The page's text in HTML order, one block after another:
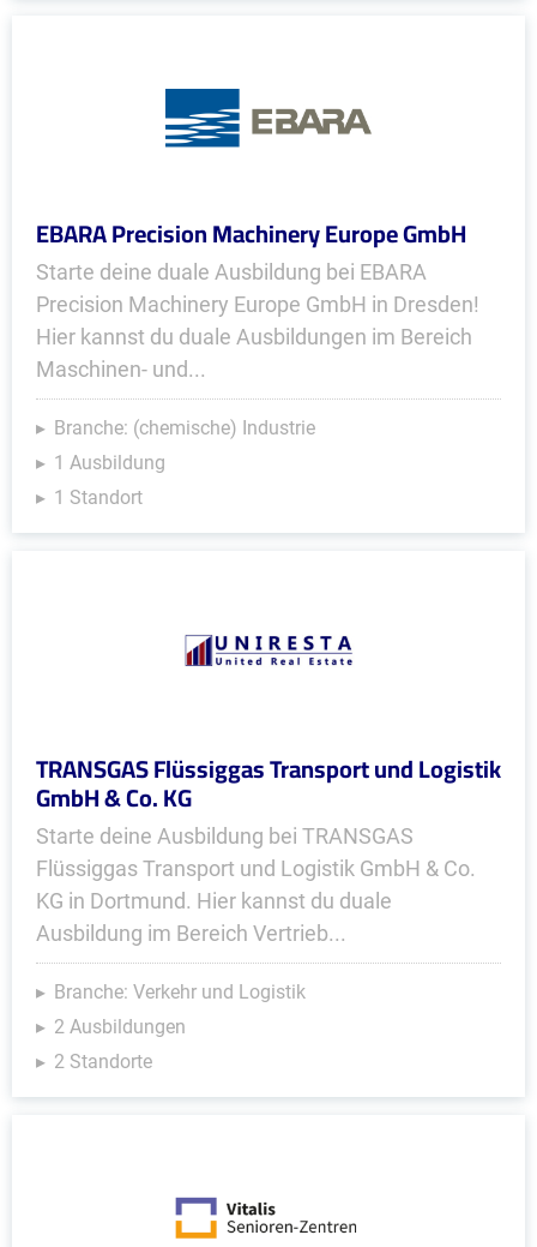
EBARA Precision Machinery Europe GmbH
Starte deine duale Ausbildung bei EBARA
Precision Machinery Europe GmbH in Dresden!
Hier kannst du duale Ausbildungen im Bereich
Maschinen- und...
Branche: (chemische) Industrie
1 Ausbildung
1 Standort
TRANSGAS Flüssiggas Transport und Logistik
GmbH & Co. KG
Starte deine Ausbildung bei TRANSGAS
Flüssiggas Transport und Logistik GmbH & Co.
KG in Dortmund. Hier kannst du duale
Ausbildung im Bereich Vertrieb...
Branche: Verkehr und Logistik
2 Ausbildungen
2 Standorte